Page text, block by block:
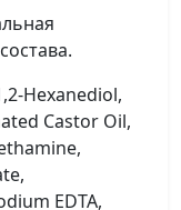
Hexanediol,
Castor Oil,
EDTA,